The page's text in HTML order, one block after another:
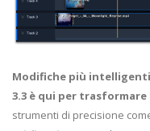
Modifiche più
3.3 è qui per
strumenti di precisione